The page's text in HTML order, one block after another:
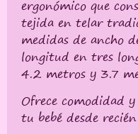
ergonómico que
tejida en telar
medidas de ancho
longitud en tres
4.2 metros y 3.7
Ofrece comodidad
tu bebé desde